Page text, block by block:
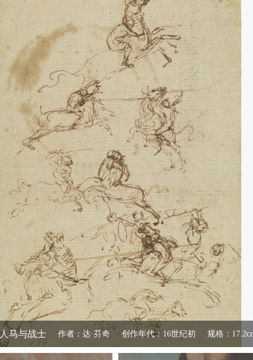
马与战士 作者：达·芬奇 创作年代：16世纪初 规格：